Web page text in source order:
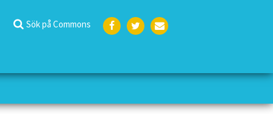
Sök på Commons
k